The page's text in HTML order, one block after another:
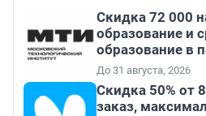
Скидка 72 000
образование и
образование в
До 31 августа, 2026
Скидка 50% от
заказ,